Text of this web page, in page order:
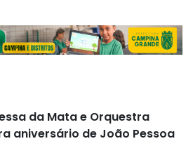
da Mata e Orquestra
aniversário de João Pessoa